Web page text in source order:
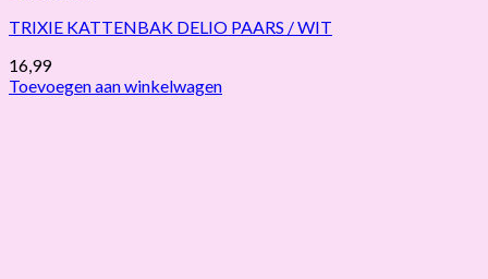
TRIXIE KATTENBAK DELIO PAARS / WIT
16,99
Toevoegen aan winkelwagen